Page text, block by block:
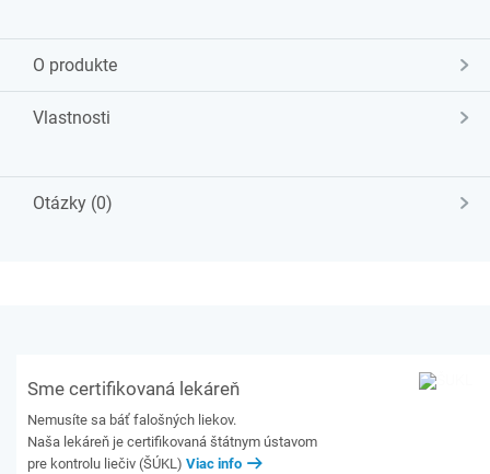
O produkte
Vlastnosti
Otázky (0)
Sme certifikovaná lekáreň
Nemusíte sa báť falošných liekov.
Naša lekáreň je certifikovaná štátnym ústavom
pre kontrolu liečiv (ŠÚKL) Viac info